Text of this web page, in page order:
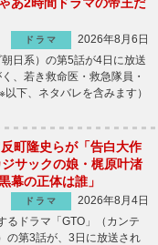
ドラマ
2026年8月6日
日系）の第5話が4日に放送
、若き救命医・救急隊員・
下、ネタバレを含みます）
反町隆史らが「告白大作
サックの娘・梶原叶渚
幕の正体は誰」
ドラマ
2026年8月4日
ドラマ「GTO」（カンテ
の第3話が、3日に放送され